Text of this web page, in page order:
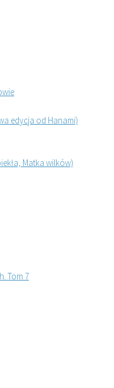
edycja od Hanami)
Matka wilków)
Tom 7